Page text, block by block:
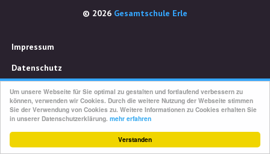
Verstanden
Um unsere Webseite für Sie optimal zu gestalten und fortlaufend verbessern zu
können, verwenden wir Cookies. Durch die weitere Nutzung der Webseite stimmen
Sie der Verwendung von Cookies zu. Weitere Informationen zu Cookies erhalten Sie
in unserer Datenschutzerklärung. mehr erfahren
© 2026 Gesamtschule Erle
Impressum
Datenschutz